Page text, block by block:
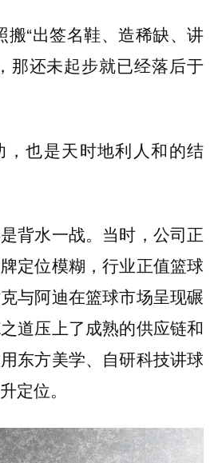
搬“出签名鞋、造稀缺、讲
那还未起步就已经落后于
，也是天时地利人和的结
背水一战。当时，公司正
定位模糊，行业正值篮球
与阿迪在篮球市场呈现碾
道压上了成熟的供应链和
东方美学、自研科技讲球
定位。